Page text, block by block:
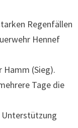
Regenfällen
Hennef
Hamm (Sieg).
Tage die
Unterstützung